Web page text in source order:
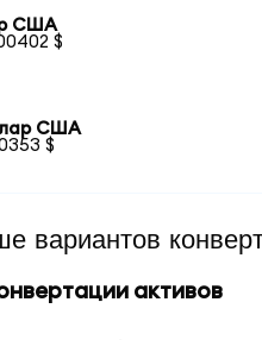
США
$
США
$
вариантов
активов